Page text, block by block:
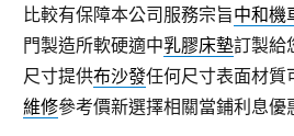
比較有保障本公司服務宗旨中和機
門製造所軟硬適中乳膠床墊訂製給
尺寸提供布沙發任何尺寸表面材質
維修參考價新選擇相關當鋪利息優